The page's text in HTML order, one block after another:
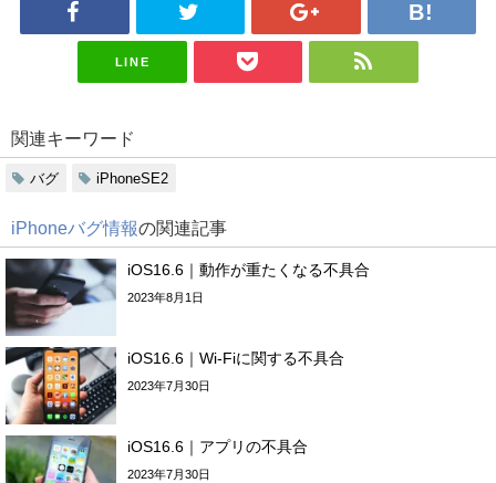
LINE
関連キーワード
バグ iPhoneSE2
iPhoneバグ情報の関連記事
iOS16.6｜動作が重たくなる不具合
2023年8月1日
iOS16.6｜Wi-Fiに関する不具合
2023年7月30日
iOS16.6｜アプリの不具合
2023年7月30日